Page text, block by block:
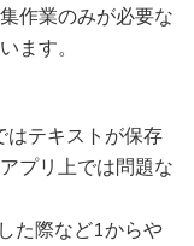
作業のみが必要な
ます。
はテキストが保存
プリ上では問題な
た際など1からや